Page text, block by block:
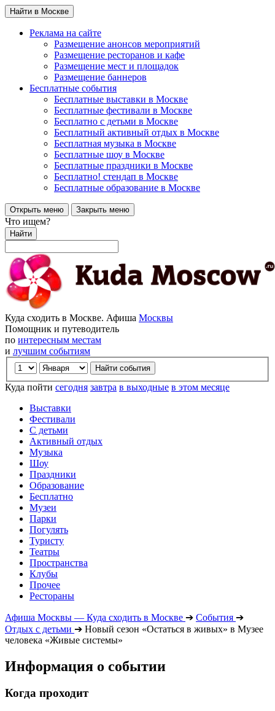
Найти в Москве
Реклама на сайте
Размещение анонсов мероприятий
Размещение ресторанов и кафе
Размещение мест и площадок
Размещение баннеров
Бесплатные события
Бесплатные выставки в Москве
Бесплатные фестивали в Москве
Бесплатно с детьми в Москве
Бесплатный активный отдых в Москве
Бесплатная музыка в Москве
Бесплатные шоу в Москве
Бесплатные праздники в Москве
Бесплатно! стендап в Москве
Бесплатные образование в Москве
Открыть меню Закрыть меню
Что ищем?
Найти
Куда сходить в Москве. Афиша Москвы
Помощник и путеводитель
по интересным местам
и лучшим событиям
Куда пойти сегодня завтра в выходные в этом месяце
Выставки
Фестивали
С детьми
Активный отдых
Музыка
Шоу
Праздники
Образование
Бесплатно
Музеи
Парки
Погулять
Туристу
Театры
Пространства
Клубы
Прочее
Рестораны
Афиша Москвы — Куда сходить в Москве ➔ События ➔
Отдых с детьми ➔ Новый сезон «Остаться в живых» в Музее
человека «Живые системы»
Информация о событии
Когда проходит